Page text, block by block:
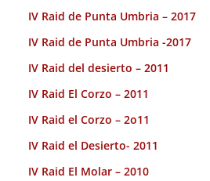
IV Raid de Punta Umbria – 2017
IV Raid de Punta Umbria -2017
IV Raid del desierto – 2011
IV Raid El Corzo – 2011
IV Raid el Corzo – 2o11
IV Raid el Desierto- 2011
IV Raid El Molar – 2010